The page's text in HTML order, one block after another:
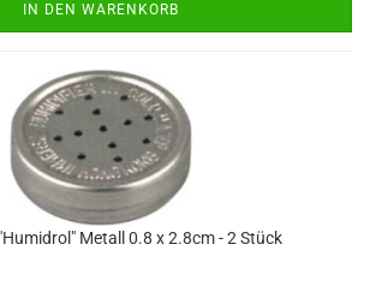
IN DEN WARENKORB
Metall 0.8 x 2.8cm - 2 Stück